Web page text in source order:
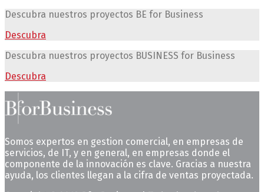
Descubra nuestros proyectos BE for Business
Descubra
Descubra nuestros proyectos BUSINESS for Business
Descubra
Somos expertos en gestion comercial, en empresas de
servicios, de IT, y en general, en empresas donde el
componente de la innovación es clave. Gracias a nuestra
ayuda, los clientes llegan a la cifra de ventas proyectada.